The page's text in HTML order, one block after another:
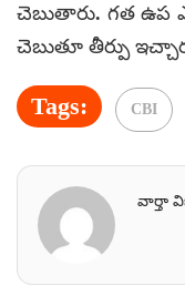
చెబుతారు. గత ఉప
చెబుతూ తీర్పు
Tags: CBI
వార్తా